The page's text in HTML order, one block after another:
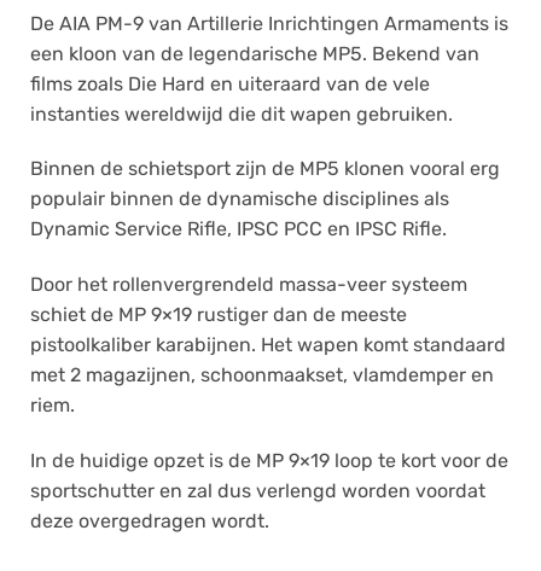
De AIA PM-9 van Artillerie Inrichtingen Armaments is
een kloon van de legendarische MP5. Bekend van
films zoals Die Hard en uiteraard van de vele
instanties wereldwijd die dit wapen gebruiken.
Binnen de schietsport zijn de MP5 klonen vooral erg
populair binnen de dynamische disciplines als
Dynamic Service Rifle, IPSC PCC en IPSC Rifle.
Door het rollenvergrendeld massa-veer systeem
schiet de MP 9×19 rustiger dan de meeste
pistoolkaliber karabijnen. Het wapen komt standaard
met 2 magazijnen, schoonmaakset, vlamdemper en
riem.
In de huidige opzet is de MP 9×19 loop te kort voor de
sportschutter en zal dus verlengd worden voordat
deze overgedragen wordt.